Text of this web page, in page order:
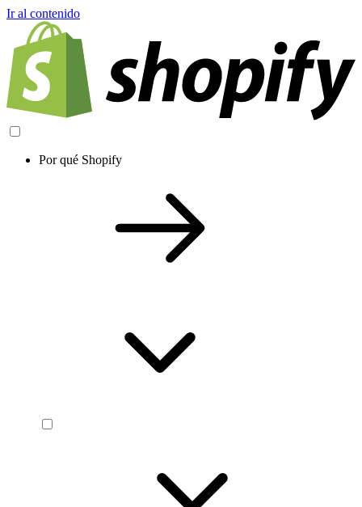
Ir al contenido
Por qué Shopify